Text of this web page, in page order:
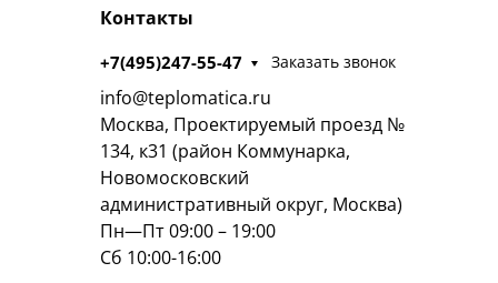
Контакты
+7(495)247-55-47 Заказать звонок
info@teplomatica.ru
Москва, Проектируемый проезд №
134, к31 (район Коммунарка,
Новомосковский
административный округ, Москва)
Пн—Пт 09:00 – 19:00
Сб 10:00-16:00